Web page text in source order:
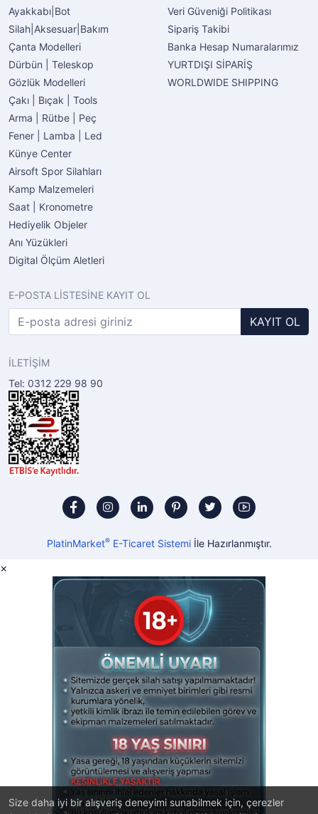
Size daha iyi bir alışveriş deneyimi sunabilmek için, çerezler
Ayakkabı|Bot
Silah|Aksesuar|Bakım
Çanta Modelleri
Dürbün | Teleskop
Gözlük Modelleri
Çakı | Bıçak | Tools
Arma | Rütbe | Peç
Fener | Lamba | Led
Künye Center
Airsoft Spor Silahları
Kamp Malzemeleri
Saat | Kronometre
Hediyelik Objeler
Anı Yüzükleri
Digital Ölçüm Aletleri
Veri Güveniği Politikası
Sipariş Takibi
Banka Hesap Numaralarımız
YURTDIŞI SİPARİŞ
WORLDWIDE SHIPPING
E-POSTA LİSTESİNE KAYIT OL
KAYIT OL
İLETİŞİM
Tel: 0312 229 98 90
PlatinMarket®E-Ticaret Sistemiİle Hazırlanmıştır.
×